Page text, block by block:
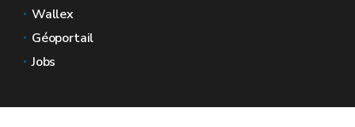
Wallex
Géoportail
Jobs